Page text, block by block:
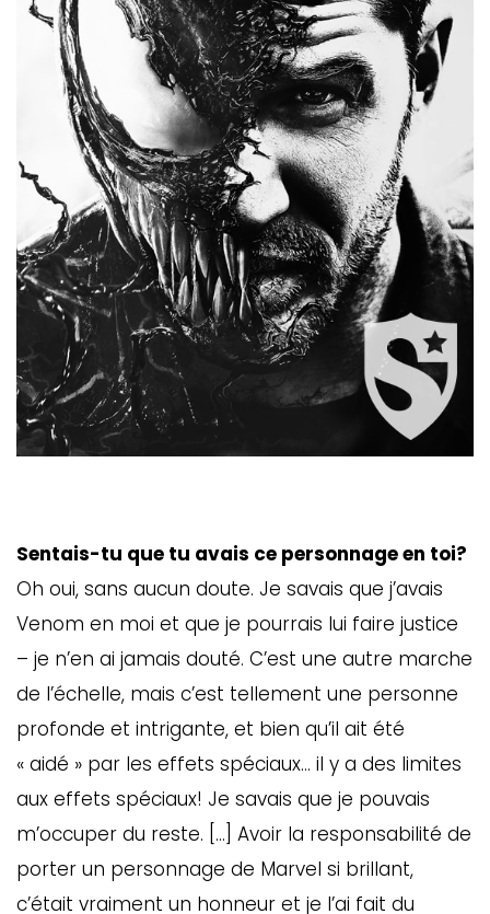
Sentais-tu que tu avais ce personnage en toi?
Oh oui, sans aucun doute. Je savais que j’avais
Venom en moi et que je pourrais lui faire justice
– je n’en ai jamais douté. C’est une autre marche
de l’échelle, mais c’est tellement une personne
profonde et intrigante, et bien qu’il ait été
« aidé » par les effets spéciaux… il y a des limites
aux effets spéciaux! Je savais que je pouvais
m’occuper du reste. […] Avoir la responsabilité de
porter un personnage de Marvel si brillant,
c’était vraiment un honneur et je l’ai fait du